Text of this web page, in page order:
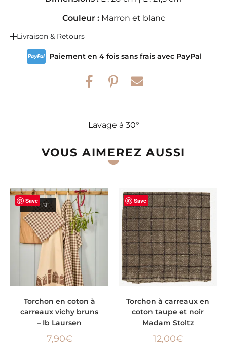
Couleur :Marron et blanc
Livraison & Retours
Paiement en 4 fois sans frais avec PayPal
Lavage à 30°
VOUS AIMEREZ AUSSI
Save
ÉPUISÉ
Torchon en coton à
carreaux vichy bruns
– Ib Laursen
7,90€
Save
Torchon à carreaux en
coton taupe et noir
Madam Stoltz
12,00€